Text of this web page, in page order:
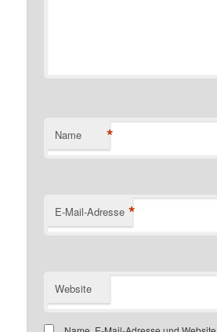
Name *
E-Mail-Adresse *
Website